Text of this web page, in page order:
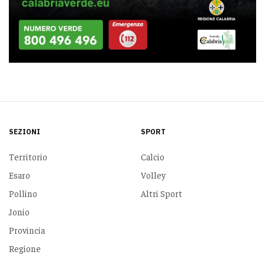
SEZIONI
Territorio
Esaro
Pollino
Jonio
Provincia
Regione
SPORT
Calcio
Volley
Altri Sport